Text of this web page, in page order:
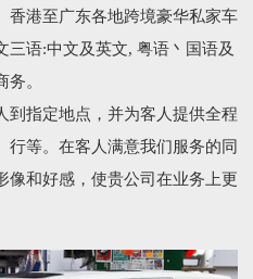
香港至广东各地跨境豪华私家车
语:中文及英文, 粤语丶国语及
。
到指定地点，并为客人提供全程
行等。在客人满意我们服务的同
像和好感，使贵公司在业务上更